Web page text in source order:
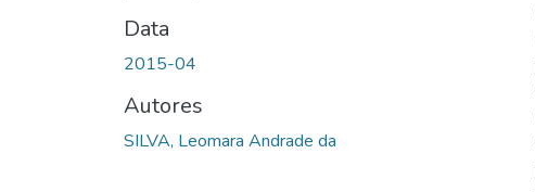
Data
2015-04
Autores
SILVA, Leomara Andrade da